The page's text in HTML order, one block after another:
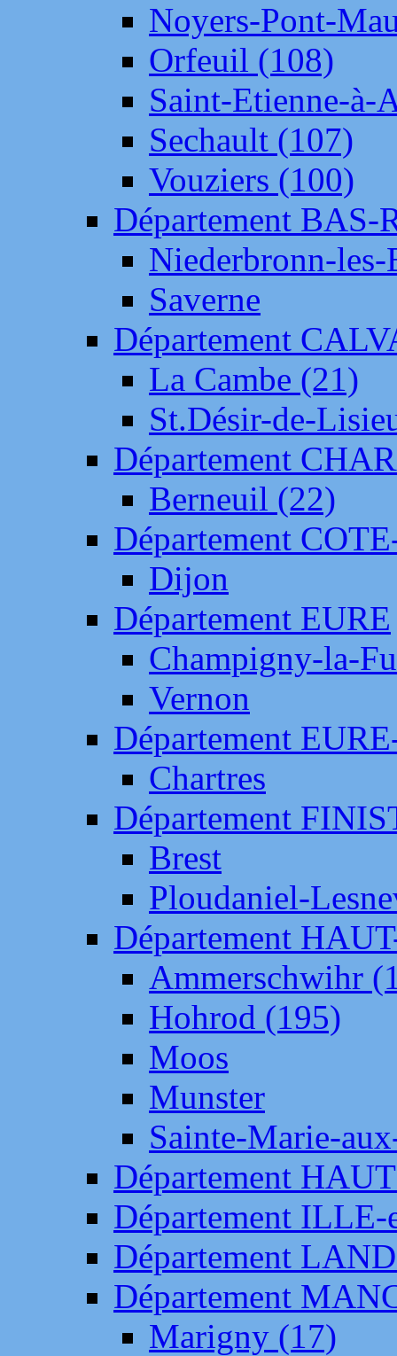
Noyers-Pont-
Orfeuil (108)
Saint-Etienne-à-
Sechault (107)
Vouziers (100)
Département BAS-
Niederbronn-
Saverne
Département
La Cambe (21)
St.Désir-de-
Département
Berneuil (22)
Département
Dijon
Département EURE
Champigny-la-
Vernon
Département
Chartres
Département
Brest
Ploudaniel-
Département
Ammerschwihr
Hohrod (195)
Moos
Munster
Sainte-Marie-
Département
Département
Département
Département
Marigny (17)